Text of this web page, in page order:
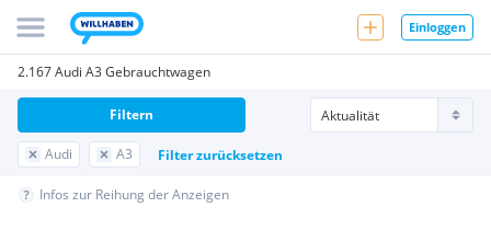
Einloggen
2.167 Audi A3 Gebrauchtwagen
Audi A3 Filter zurücksetzen
Filtern
Infos zur Reihung der Anzeigen